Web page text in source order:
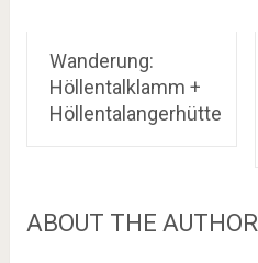
Wanderung:
Höllentalklamm +
Höllentalangerhütte
ABOUT THE AUTHOR